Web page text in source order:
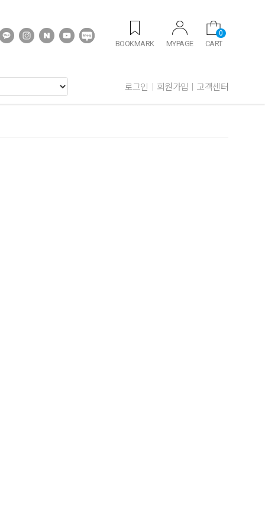
BOOKMARK MYPAGE CART
0
로그인 회원가입 고객센터